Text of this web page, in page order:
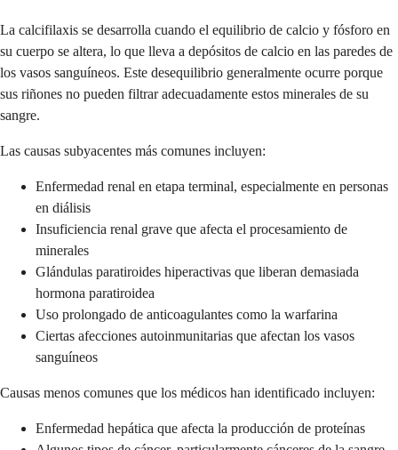
La calcifilaxis se desarrolla cuando el equilibrio de calcio y fósforo en
su cuerpo se altera, lo que lleva a depósitos de calcio en las paredes de
los vasos sanguíneos. Este desequilibrio generalmente ocurre porque
sus riñones no pueden filtrar adecuadamente estos minerales de su
sangre.
Las causas subyacentes más comunes incluyen:
Enfermedad renal en etapa terminal, especialmente en personas
en diálisis
Insuficiencia renal grave que afecta el procesamiento de
minerales
Glándulas paratiroides hiperactivas que liberan demasiada
hormona paratiroidea
Uso prolongado de anticoagulantes como la warfarina
Ciertas afecciones autoinmunitarias que afectan los vasos
sanguíneos
Causas menos comunes que los médicos han identificado incluyen:
Enfermedad hepática que afecta la producción de proteínas